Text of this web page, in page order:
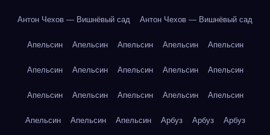
Антон Чехов — Вишнёвый сад Антон Чехов — Вишнёвый сад
Апельсин Апельсин Апельсин Апельсин Апельсин
Апельсин Апельсин Апельсин Апельсин Апельсин
Апельсин Апельсин Апельсин Апельсин Апельсин
Апельсин Апельсин Апельсин Арбуз Арбуз Арбуз